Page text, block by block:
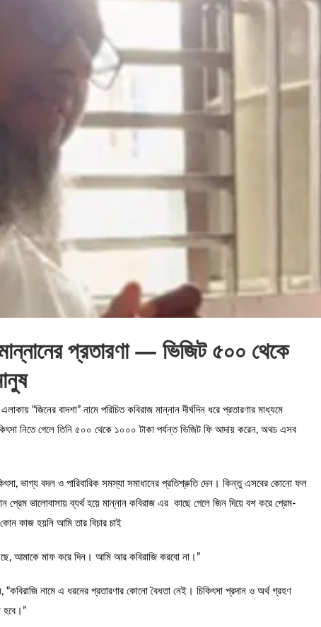
প্রতারণা — ভিজিট ৫০০ থেকে
“জিনের বাদশা” নামে পরিচিত কবিরাজ মান্নান দীর্ঘদিন ধরে প্রতারণার মাধ্যমে
নিতে গেলে তিনি ৫০০ থেকে ১০০০ টাকা পর্যন্ত ভিজিট ফি আদায় করেন, অথচ এসব
ভাগ্য বদল ও পারিবারিক সমস্যা সমাধানের প্রতিশ্রুতি দেন। কিন্তু এসবের কোনো ফল
প্রেম ভালোবাসায় ব্যর্থ হয়ে মান্নান কবিরাজ এর কাছে গেলে জিন দিয়ে বশ করে প্রেম-
কাজ হয়নি আমি তার বিচার চাই
আমাকে মাফ করে দিন। আমি আর কবিরাজি করবো না।”
নামে এ ধরনের প্রতারণার কোনো বৈধতা নেই। চিকিৎসা প্রদান ও অর্থ গ্রহণ
হবে।”